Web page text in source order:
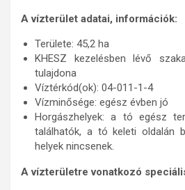
A vízterület adatai, információk:
Területe: 45,2 ha
KHESZ kezelésben lévő
tulajdona
Víztérkód(ok): 04-011-1-4
Vízminősége: egész évben jó
Horgászhelyek: a tó egész
találhatók, a tó keleti oldalán
helyek nincsenek.
A vízterületre vonatkozó